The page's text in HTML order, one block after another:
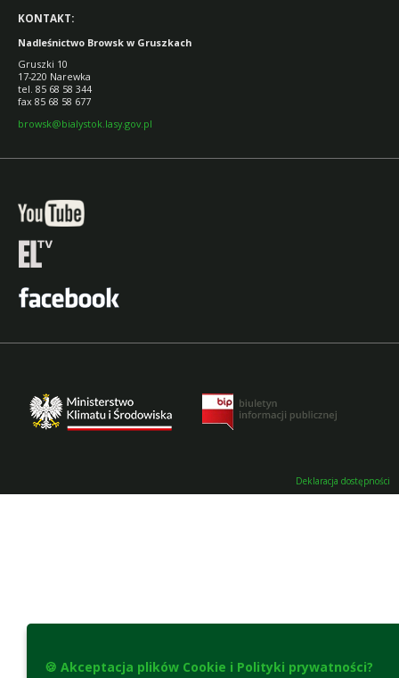
KONTAKT:
Nadleśnictwo Browsk w Gruszkach
Gruszki 10
17-220 Narewka
tel. 85 68 58 344
fax 85 68 58 677
browsk@bialystok.lasy.gov.pl
Deklaracja dostępności
🍪 Akceptacja plików Cookie i Polityki prywatności?